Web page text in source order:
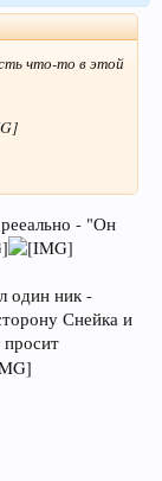
что-то в этой
- "Он
один ник -
Снейка и